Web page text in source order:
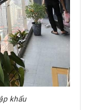
khẩu